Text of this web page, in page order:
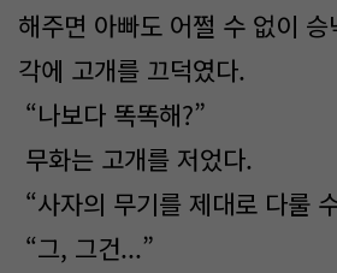
해주면 아빠도 어쩔 수 없이
각에 고개를 끄덕였다.
“나보다 똑똑해?”
무화는 고개를 저었다.
“사자의 무기를 제대로 다룰
“그, 그건...”